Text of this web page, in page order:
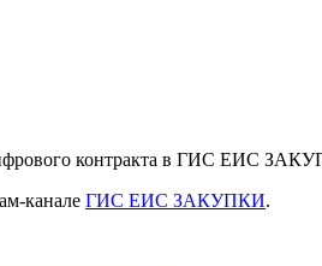
контракта в ГИС ЕИС
канале ГИС ЕИС ЗАКУПКИ.